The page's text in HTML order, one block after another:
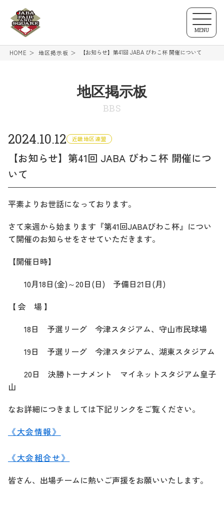
MENU
HOME 地区掲示板 【お知らせ】第41回 JABA びわこ杯 開催について
地区掲示板
BBS
2024.10.12 近畿地区連盟
【お知らせ】第41回 JABA びわこ杯 開催につ
いて
平素よりお世話になっております。
さて来週から始まります『第41回JABAびわこ杯』につい
て開催のお知らせをさせていただきます。
【開催日時】
10月18日(金)～20日(日) 予備日21日(月)
【 会 場 】
18日 予選リーグ 今津スタジアム、守山市民球場
19日 予選リーグ 今津スタジアム、湖東スタジアム
20日 決勝トーナメント マイネットスタジアム皇子
山
なお詳細につきましては下記リンクをご覧ください。
《大会情報》
《大会組合せ》
皆さん、出場チームに熱いご声援をお願いいたします。